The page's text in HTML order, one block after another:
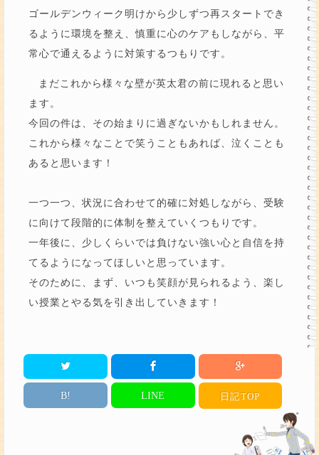
ゴールデンウィーク明けから少しずつ再スタートでき
るように環境を整え、慎重に心のケアもしながら、平
常心で通えるように対策するつもりです。
まだこれから様々な壁が英太君の前に現れると思い
ます。
今回の件は、その始まりに過ぎないかもしれません。
これから様々なことで笑うこともあれば、泣くことも
あると思います！
一つ一つ、状況に合わせて的確に対処しながら、受験
に向けて段階的に体制を整えていくつもりです。
一年後に、少しくらいでは負けない強い心と自信を持
てるようになってほしいと思っています。
そのために、まず、いつも笑顔が見られるよう、楽し
い授業とやる気を引き出していきます！
B! LINE 日記TOP